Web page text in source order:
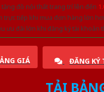
tặng đồ nội thất trang trí lên đến
trực tiếp khi mua đơn hàng lớn
ưu đãi lớn khi đăng ký tài khoản
GIÁ ĐĂNG KÝ
TẢI